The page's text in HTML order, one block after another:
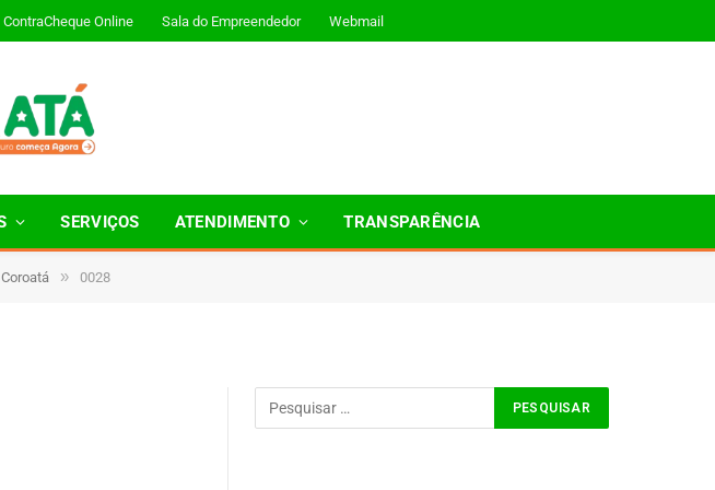
ContraCheque Online Sala do Empreendedor Webmail
SERVIÇOS ATENDIMENTO TRANSPARÊNCIA
» 0028